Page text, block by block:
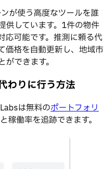
が使う高度なツールを誰
供しています。1件の物件
応可能です。推測に頼る代
価格を自動更新し、地域市
できます。
わりに行う方法
は無料のポートフォリ
稼働率を追跡できます。